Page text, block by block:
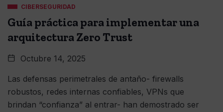
CIBERSEGURIDAD
Guía práctica para implementar una
arquitectura Zero Trust
Octubre 14, 2025
Las defensas perimetrales de antaño- firewalls
robustos, redes internas confiables, VPNs que
brindan “confianza” al entrar- han demostrado ser